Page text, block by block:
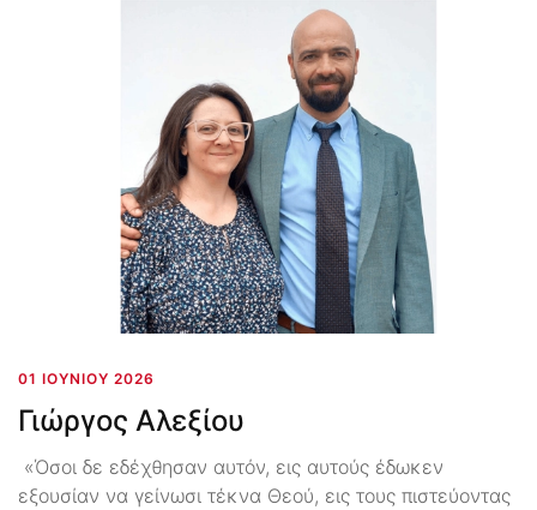
01 ΙΟΥΝΊΟΥ 2026
Γιώργος Αλεξίου
«Όσοι δε εδέχθησαν αυτόν, εις αυτούς έδωκεν
εξουσίαν να γείνωσι τέκνα Θεού, εις τους πιστεύοντας